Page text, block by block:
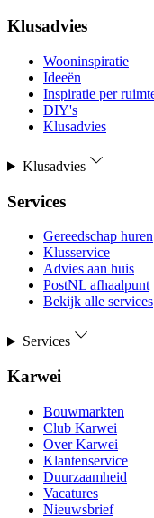
Klusadvies
Wooninspiratie
Ideeën
Inspiratie per
DIY's
Klusadvies
Klusadvies
Services
Gereedschap huren
Klusservice
Advies aan huis
PostNL afhaalpunt
Bekijk alle services
Services
Karwei
Bouwmarkten
Club Karwei
Over Karwei
Klantenservice
Duurzaamheid
Vacatures
Nieuwsbrief